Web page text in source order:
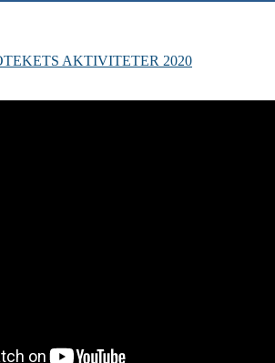
AKTIVITETER 2020